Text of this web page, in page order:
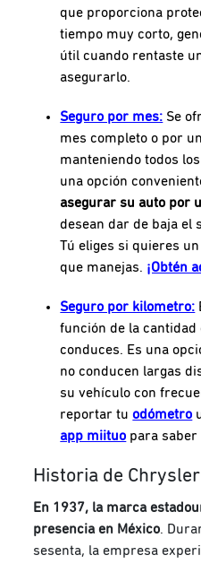
que proporciona
tiempo muy corto,
útil cuando rentaste
asegurarlo.
Seguro por mes: Se
mes completo o por
manteniendo todos
una opción
asegurar su auto por
desean dar de baja el
Tú eliges si quieres
que manejas. ¡Obtén
Seguro por kilometro:
función de la
conduces. Es una
no conducen largas
su vehículo con
reportar tuodómetro
app miituo para saber
Historia de Chrysler
En 1937, la marca
presencia en México.
sesenta, la empresa